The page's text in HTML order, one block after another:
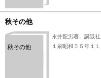
秋その他
秋その他
永井龍男著、講談
１刷昭和５５年